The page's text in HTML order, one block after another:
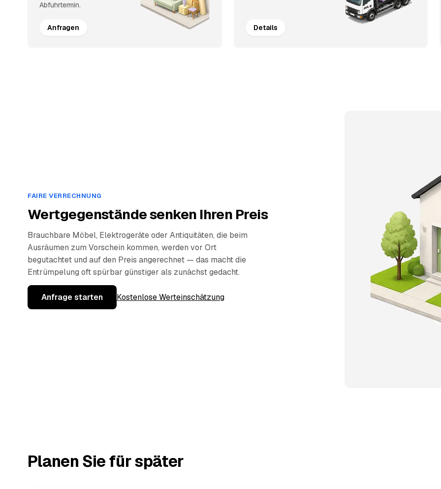
Abfuhrtermin.
Anfragen Details
FAIRE VERRECHNUNG
Wertgegenstände senken Ihren Preis
Brauchbare Möbel, Elektrogeräte oder Antiquitäten, die beim
Ausräumen zum Vorschein kommen, werden vor Ort
begutachtet und auf den Preis angerechnet — das macht die
Entrümpelung oft spürbar günstiger als zunächst gedacht.
Anfrage starten Kostenlose Werteinschätzung
Planen Sie für später